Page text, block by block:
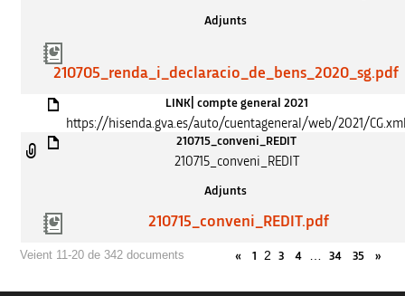
Adjunts
210705_renda_i_declaracio_de_bens_2020_sg.pdf
LINK| compte general 2021
https://hisenda.gva.es/auto/cuentageneral/web/2021/
210715_conveni_REDIT
210715_conveni_REDIT
Adjunts
210715_conveni_REDIT.pdf
Veient 11-20 de 342 documents « 1 2 3 4 … 34 35 »